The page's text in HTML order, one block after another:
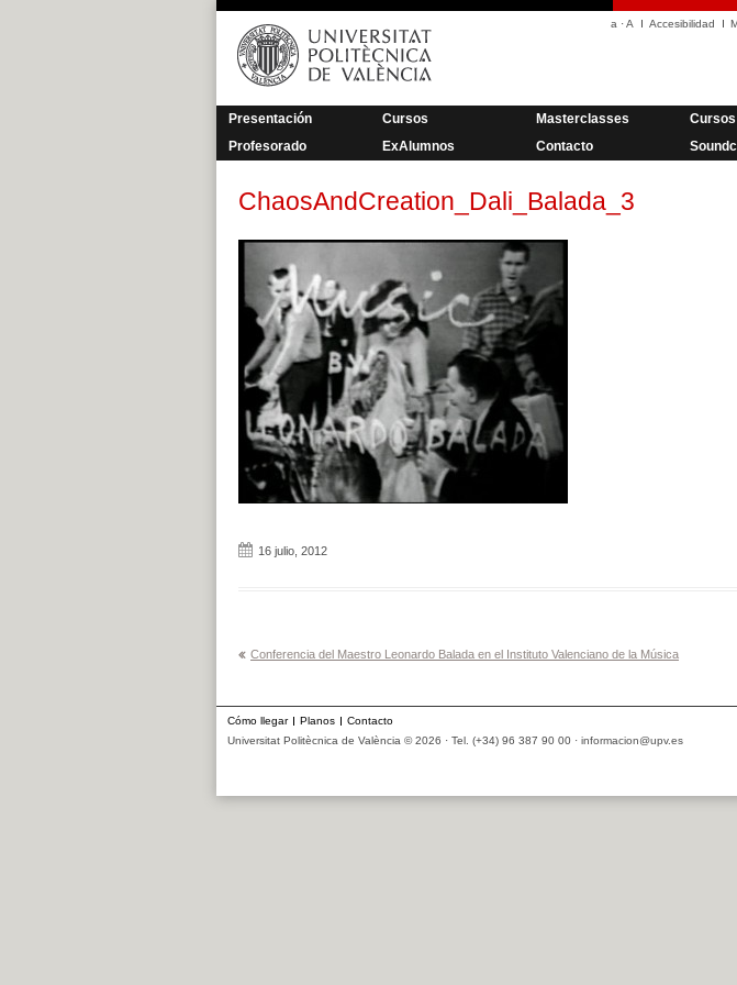
Saltar
contenido
a ·A Accesibilidad
Presentación Cursos Masterclasses
Profesorado
ExAlumnos Contacto
ChaosAndCreation_Dali_Balada_3
16 julio, 2012
Navegación
entradas
Conferencia del Maestro Leonardo Balada en el Instituto Valenciano de la Música
Cómo llegar Planos
Contacto
Universitat Politècnica de València © 2026 · Tel. (+34) 96 387 90 00 · informacion@upv.es